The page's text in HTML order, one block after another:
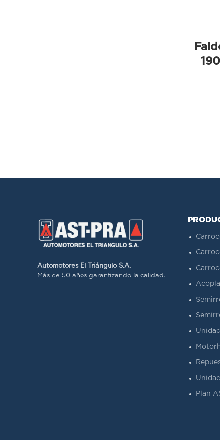
Automotores El Triángulo S.A.
Más de 50 años garantizando la calidad.
Plan